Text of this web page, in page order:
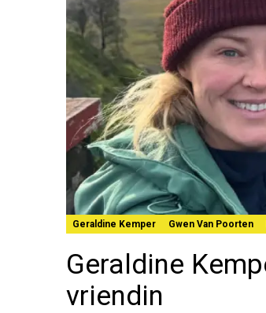
Geraldine Kemper Gwen Van Poorten
Geraldine
vriendin